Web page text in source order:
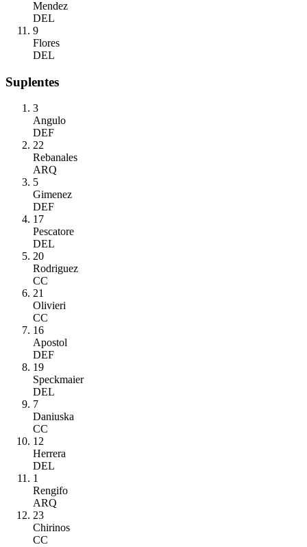
Mendez
DEL
9
Flores
DEL
Suplentes
3
Angulo
DEF
22
Rebanales
ARQ
5
Gimenez
DEF
17
Pescatore
DEL
20
Rodriguez
CC
21
Olivieri
CC
16
Apostol
DEF
19
Speckmaier
DEL
7
Daniuska
CC
12
Herrera
DEL
1
Rengifo
ARQ
23
Chirinos
CC